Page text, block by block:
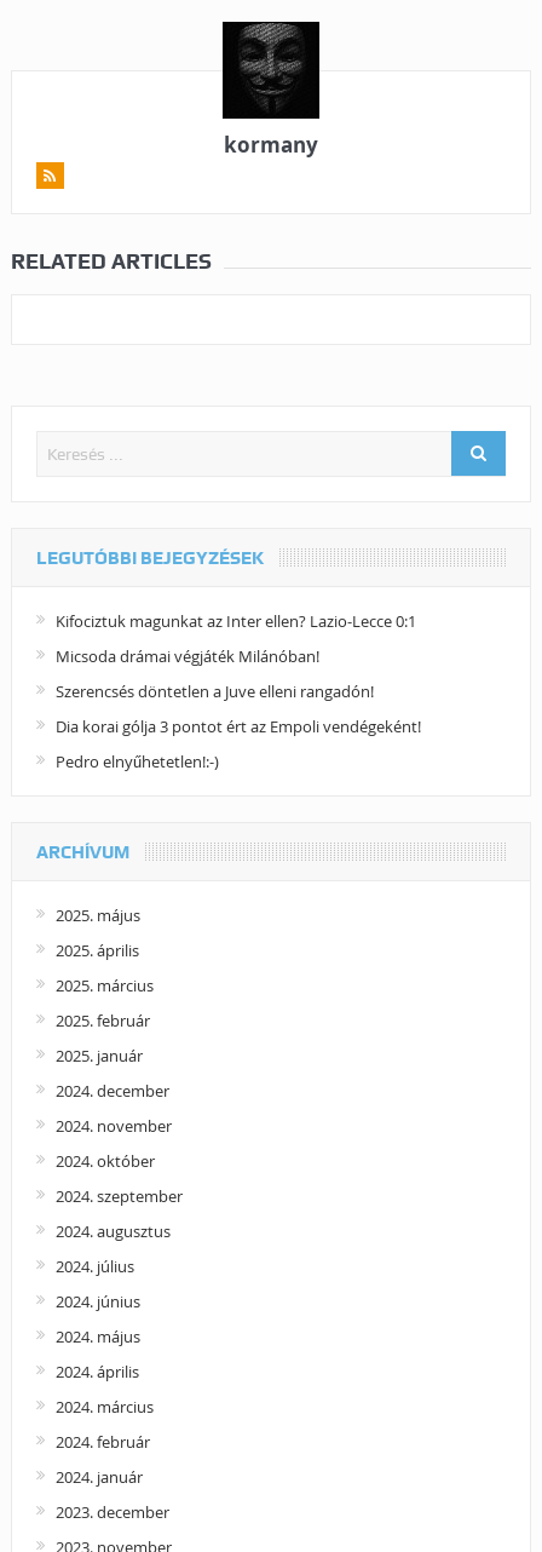
kormany
RELATED ARTICLES
LEGUTÓBBI BEJEGYZÉSEK
Kifociztuk magunkat az Inter ellen? Lazio-Lecce 0:1
Micsoda drámai végjáték Milánóban!
Szerencsés döntetlen a Juve elleni rangadón!
Dia korai gólja 3 pontot ért az Empoli vendégeként!
Pedro elnyűhetetlen!:-)
ARCHÍVUM
2025. május
2025. április
2025. március
2025. február
2025. január
2024. december
2024. november
2024. október
2024. szeptember
2024. augusztus
2024. július
2024. június
2024. május
2024. április
2024. március
2024. február
2024. január
2023. december
2023. november